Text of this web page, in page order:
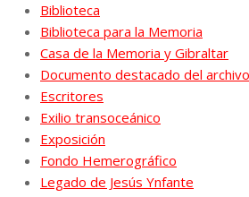
Biblioteca
Biblioteca para la Memoria
Casa de la Memoria y Gibraltar
Documento destacado del archivo
Escritores
Exilio transoceánico
Exposición
Fondo Hemerográfico
Legado de Jesús Ynfante